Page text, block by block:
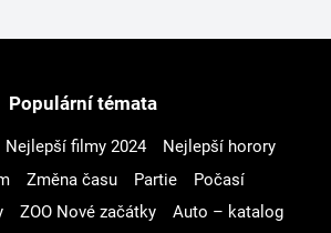
Populární témata
Nejlepší filmy 2024
Nejlepší horory
Změna času Partie
Počasí
ZOO Nové začátky
Auto – katalog